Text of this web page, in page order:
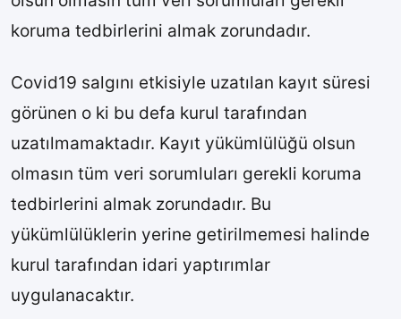
koruma tedbirlerini almak zorundadır.
Covid19 salgını etkisiyle uzatılan kayıt süresi
görünen o ki bu defa kurul tarafından
uzatılmamaktadır. Kayıt yükümlülüğü olsun
olmasın tüm veri sorumluları gerekli koruma
tedbirlerini almak zorundadır. Bu
yükümlülüklerin yerine getirilmemesi halinde
kurul tarafından idari yaptırımlar
uygulanacaktır.